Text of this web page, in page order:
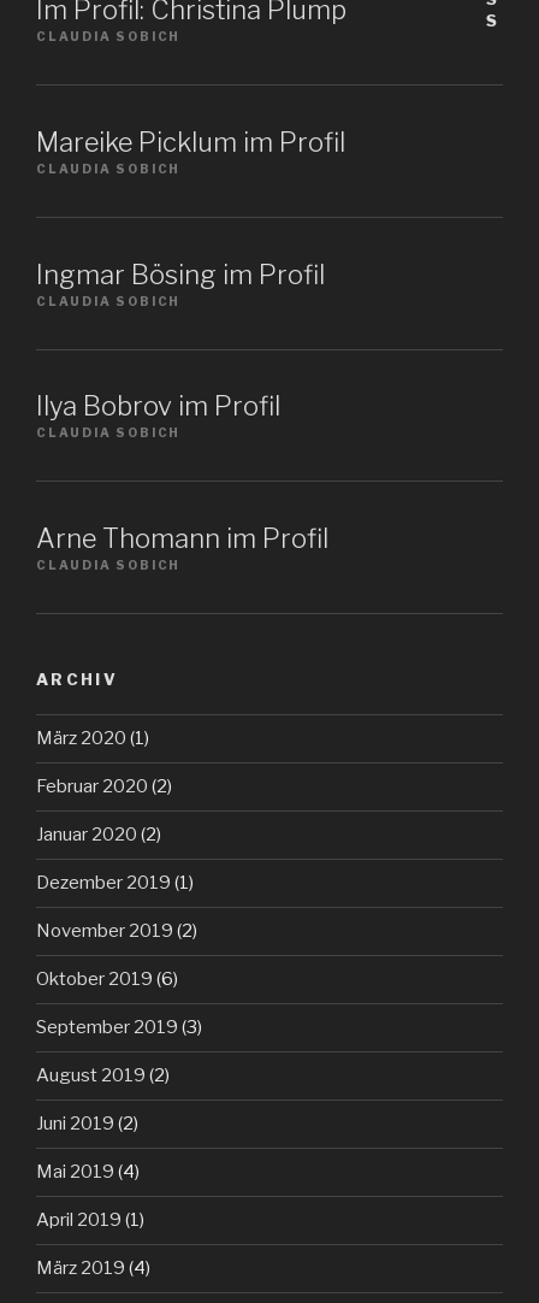
Im Profil: Christina Plump
CLAUDIA SOBICH
Mareike Picklum im Profil
CLAUDIA SOBICH
Ingmar Bösing im Profil
CLAUDIA SOBICH
Ilya Bobrov im Profil
CLAUDIA SOBICH
Arne Thomann im Profil
CLAUDIA SOBICH
ARCHIV
März 2020 (1)
Februar 2020 (2)
Januar 2020 (2)
Dezember 2019 (1)
November 2019 (2)
Oktober 2019 (6)
September 2019 (3)
August 2019 (2)
Juni 2019 (2)
Mai 2019 (4)
April 2019 (1)
März 2019 (4)